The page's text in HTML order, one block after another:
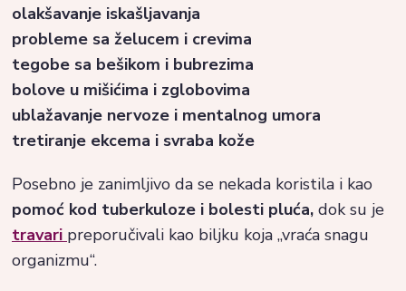
olakšavanje iskašljavanja
probleme sa želucem i crevima
tegobe sa bešikom i bubrezima
bolove u mišićima i zglobovima
ublažavanje nervoze i mentalnog umora
tretiranje ekcema i svraba kože
Posebno je zanimljivo da se nekada koristila i kao
pomoć kod tuberkuloze i bolesti pluća, dok su je
travari preporučivali kao biljku koja „vraća snagu
organizmu“.